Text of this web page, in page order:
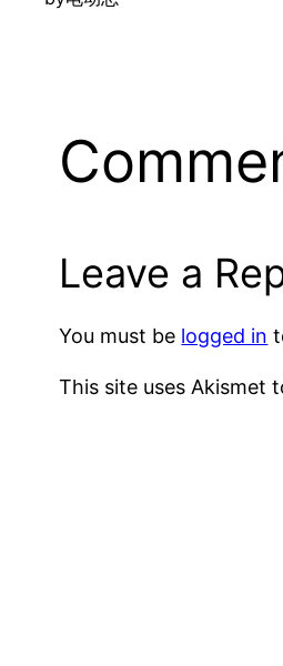
Leave a
You must be logged in
This site uses Akismet